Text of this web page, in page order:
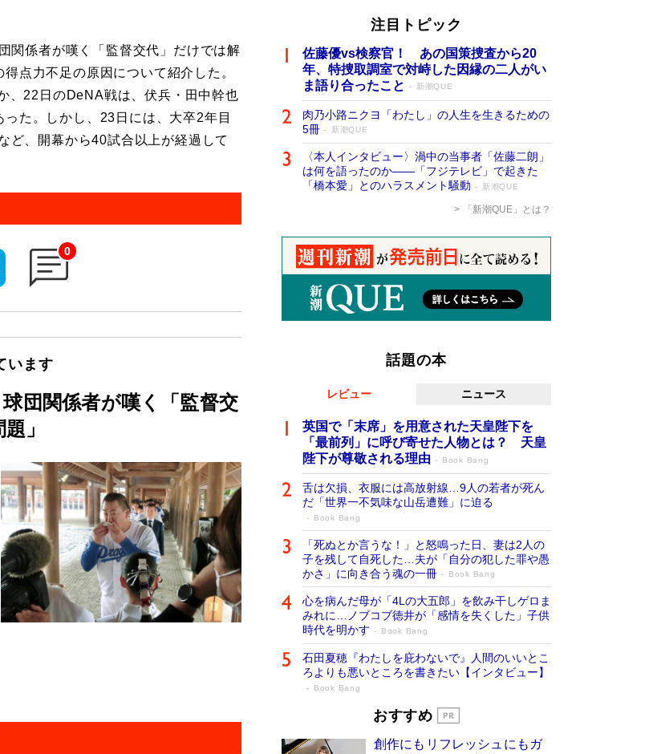
係者が嘆く「監督交代」だけでは解
点力不足の原因について紹介した。
、22日のDeNA戦は、伏兵・田中幹也
た。しかし、23日には、大卒2年目
ど、開幕から40試合以上が経過して
0
います
団関係者が嘆く「監督交
」
注目トピック
佐藤優vs検察官！ あの国策捜査から20
年、特捜取調室で対峙した因縁の二人がい
ま語り合ったこと
新潮QUE
肉乃小路ニクヨ「わたし」の人生を生きるための
5冊
新潮QUE
〈本人インタビュー〉渦中の当事者「佐藤二朗」
は何を語ったのか――「フジテレビ」で起きた
「橋本愛」とのハラスメント騒動
新潮QUE
「新潮QUE」とは？
話題の本
レビュー ニュース
英国で「末席」を用意された天皇陛下を
「最前列」に呼び寄せた人物とは？ 天皇
陛下が尊敬される理由
Book Bang
舌は欠損、衣服には高放射線…9人の若者が死ん
だ「世界一不気味な山岳遭難」に迫る
Book Bang
「死ぬとか言うな！」と怒鳴った日、妻は2人の
子を残して自死した…夫が「自分の犯した罪や愚
かさ」に向き合う魂の一冊
Book Bang
心を病んだ母が「4Lの大五郎」を飲み干しゲロま
みれに…ノブコブ徳井が「感情を失くした」子供
時代を明かす
Book Bang
石田夏穂『わたしを庇わないで』人間のいいとこ
ろよりも悪いところを書きたい【インタビュー】
Book Bang
「叱って伸びるやつは、褒めたらもっと伸
た“人を育てるコツ”…芸への考え方を明か
おすすめ
創作にもリフレッシュにもガ